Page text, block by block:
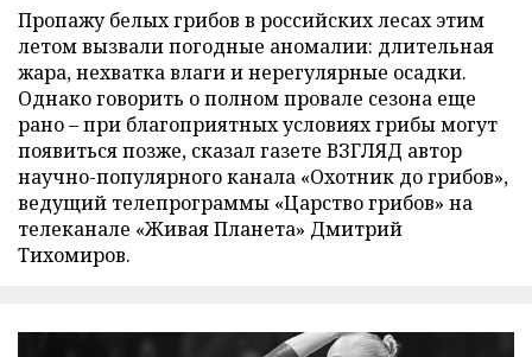
Пропажу белых грибов в российских лесах этим
летом вызвали погодные аномалии: длительная
жара, нехватка влаги и нерегулярные осадки.
Однако говорить о полном провале сезона еще
рано – при благоприятных условиях грибы могут
появиться позже, сказал газете ВЗГЛЯД автор
научно-популярного канала «Охотник до грибов»,
ведущий телепрограммы «Царство грибов» на
телеканале «Живая Планета» Дмитрий
Тихомиров.